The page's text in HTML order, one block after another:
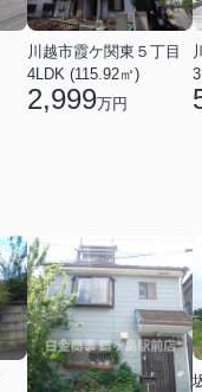
川越市霞ケ関東５丁目
4LDK (115.92㎡)
2,999万円